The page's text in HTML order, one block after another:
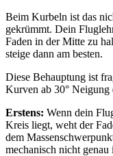
Beim Kurbeln ist das
gekrümmt. Dein
Faden in der Mitte zu
steige dann am besten.
Diese Behauptung ist
Kurven ab 30° Neigung
Erstens: Wenn dein
Kreis liegt, weht der
dem
mechanisch nicht